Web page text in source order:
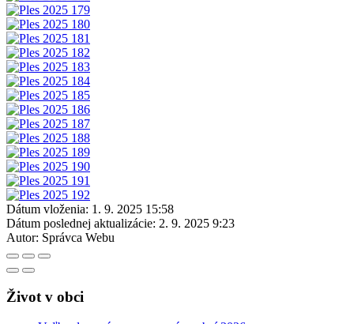
Dátum vloženia: 1. 9. 2025 15:58
Dátum poslednej aktualizácie: 2. 9. 2025 9:23
Autor: Správca Webu
Život v obci